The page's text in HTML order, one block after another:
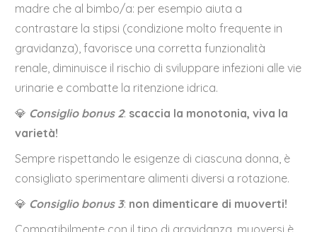
madre che al bimbo/a: per esempio aiuta a
contrastare la stipsi (condizione molto frequente in
gravidanza), favorisce una corretta funzionalità
renale, diminuisce il rischio di sviluppare infezioni alle vie
urinarie e combatte la ritenzione idrica.
💎 Consiglio bonus 2: scaccia la monotonia, viva la
varietà!
Sempre rispettando le esigenze di ciascuna donna, è
consigliato sperimentare alimenti diversi a rotazione.
💎 Consiglio bonus 3: non dimenticare di muoverti!
Compatibilmente con il tipo di gravidanza, muoversi è